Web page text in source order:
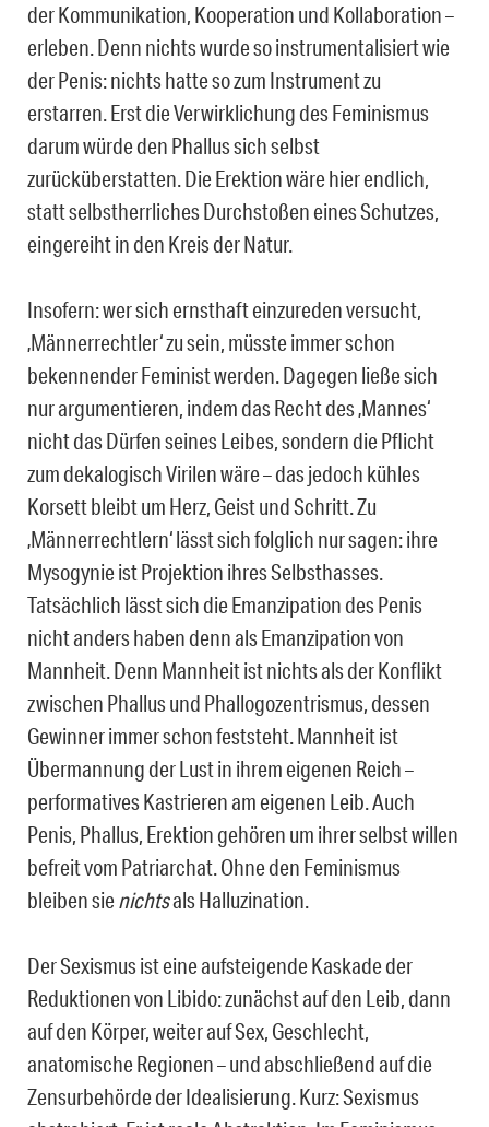
der Kommunikation, Kooperation und Kollaboration –
erleben. Denn nichts wurde so instrumentalisiert wie
der Penis: nichts hatte so zum Instrument zu
erstarren. Erst die Verwirklichung des Feminismus
darum würde den Phallus sich selbst
zurücküberstatten. Die Erektion wäre hier endlich,
statt selbstherrliches Durchstoßen eines Schutzes,
eingereiht in den Kreis der Natur.
Insofern: wer sich ernsthaft einzureden versucht,
‚Männerrechtler‘ zu sein, müsste immer schon
bekennender Feminist werden. Dagegen ließe sich
nur argumentieren, indem das Recht des ‚Mannes‘
nicht das Dürfen seines Leibes, sondern die Pflicht
zum dekalogisch Virilen wäre – das jedoch kühles
Korsett bleibt um Herz, Geist und Schritt. Zu
‚Männerrechtlern‘ lässt sich folglich nur sagen: ihre
Mysogynie ist Projektion ihres Selbsthasses.
Tatsächlich lässt sich die Emanzipation des Penis
nicht anders haben denn als Emanzipation von
Mannheit. Denn Mannheit ist nichts als der Konflikt
zwischen Phallus und Phallogozentrismus, dessen
Gewinner immer schon feststeht. Mannheit ist
Übermannung der Lust in ihrem eigenen Reich –
performatives Kastrieren am eigenen Leib. Auch
Penis, Phallus, Erektion gehören um ihrer selbst willen
befreit vom Patriarchat. Ohne den Feminismus
bleiben sienichtsals Halluzination.
Der Sexismus ist eine aufsteigende Kaskade der
Reduktionen von Libido: zunächst auf den Leib, dann
auf den Körper, weiter auf Sex, Geschlecht,
anatomische Regionen – und abschließend auf die
Zensurbehörde der Idealisierung. Kurz: Sexismus